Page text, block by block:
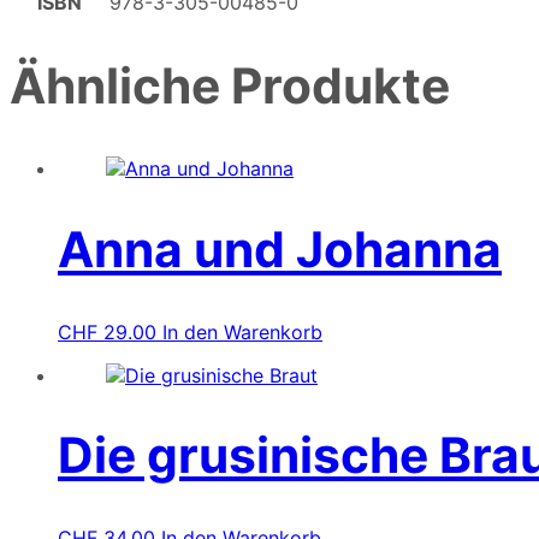
Ähnliche Produkte
Anna und Johanna
CHF 29.00 In den Warenkorb
Die grusinische